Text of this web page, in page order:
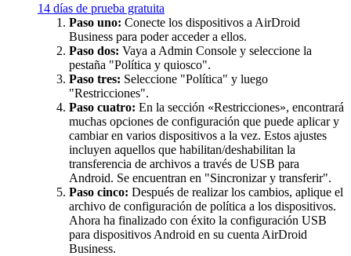
14 días de prueba gratuita
Paso uno: Conecte los dispositivos a AirDroid
Business para poder acceder a ellos.
Paso dos: Vaya a Admin Console y seleccione la
pestaña "Política y quiosco".
Paso tres: Seleccione "Política" y luego
"Restricciones".
Paso cuatro: En la sección «Restricciones», encontrará
muchas opciones de configuración que puede aplicar y
cambiar en varios dispositivos a la vez. Estos ajustes
incluyen aquellos que habilitan/deshabilitan la
transferencia de archivos a través de USB para
Android. Se encuentran en "Sincronizar y transferir".
Paso cinco: Después de realizar los cambios, aplique el
archivo de configuración de política a los dispositivos.
Ahora ha finalizado con éxito la configuración USB
para dispositivos Android en su cuenta AirDroid
Business.